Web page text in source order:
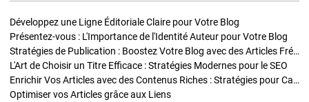
Développez une Ligne Éditoriale Claire pour Votre Blog
Présentez-vous : L'Importance de l'Identité Auteur pour Votre Blog
Stratégies de Publication : Boostez Votre Blog avec des Articles Fréquents et Exclusifs
L'Art de Choisir un Titre Efficace : Stratégies Modernes pour le SEO
Enrichir Vos Articles avec des Contenus Riches : Stratégies pour Captiver et Optimiser
Optimiser vos Articles grâce aux Liens